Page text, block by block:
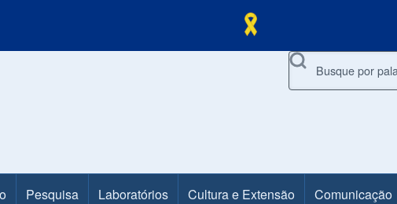
Search
Pesquisa Laboratórios Cultura e Extensão Comunicação